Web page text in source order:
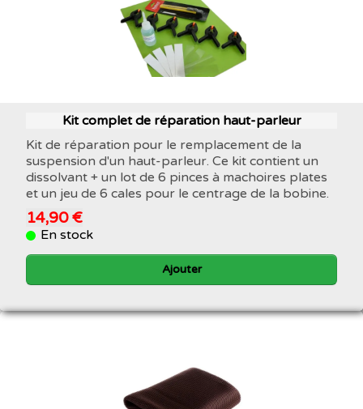
Kit complet de réparation haut-parleur
Kit de réparation pour le remplacement de la
suspension d'un haut-parleur. Ce kit contient un
dissolvant + un lot de 6 pinces à machoires plates
et un jeu de 6 cales pour le centrage de la bobine.
14,90 €
En stock
Ajouter